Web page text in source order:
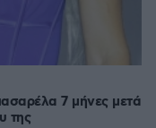
7 μήνες μετά
της